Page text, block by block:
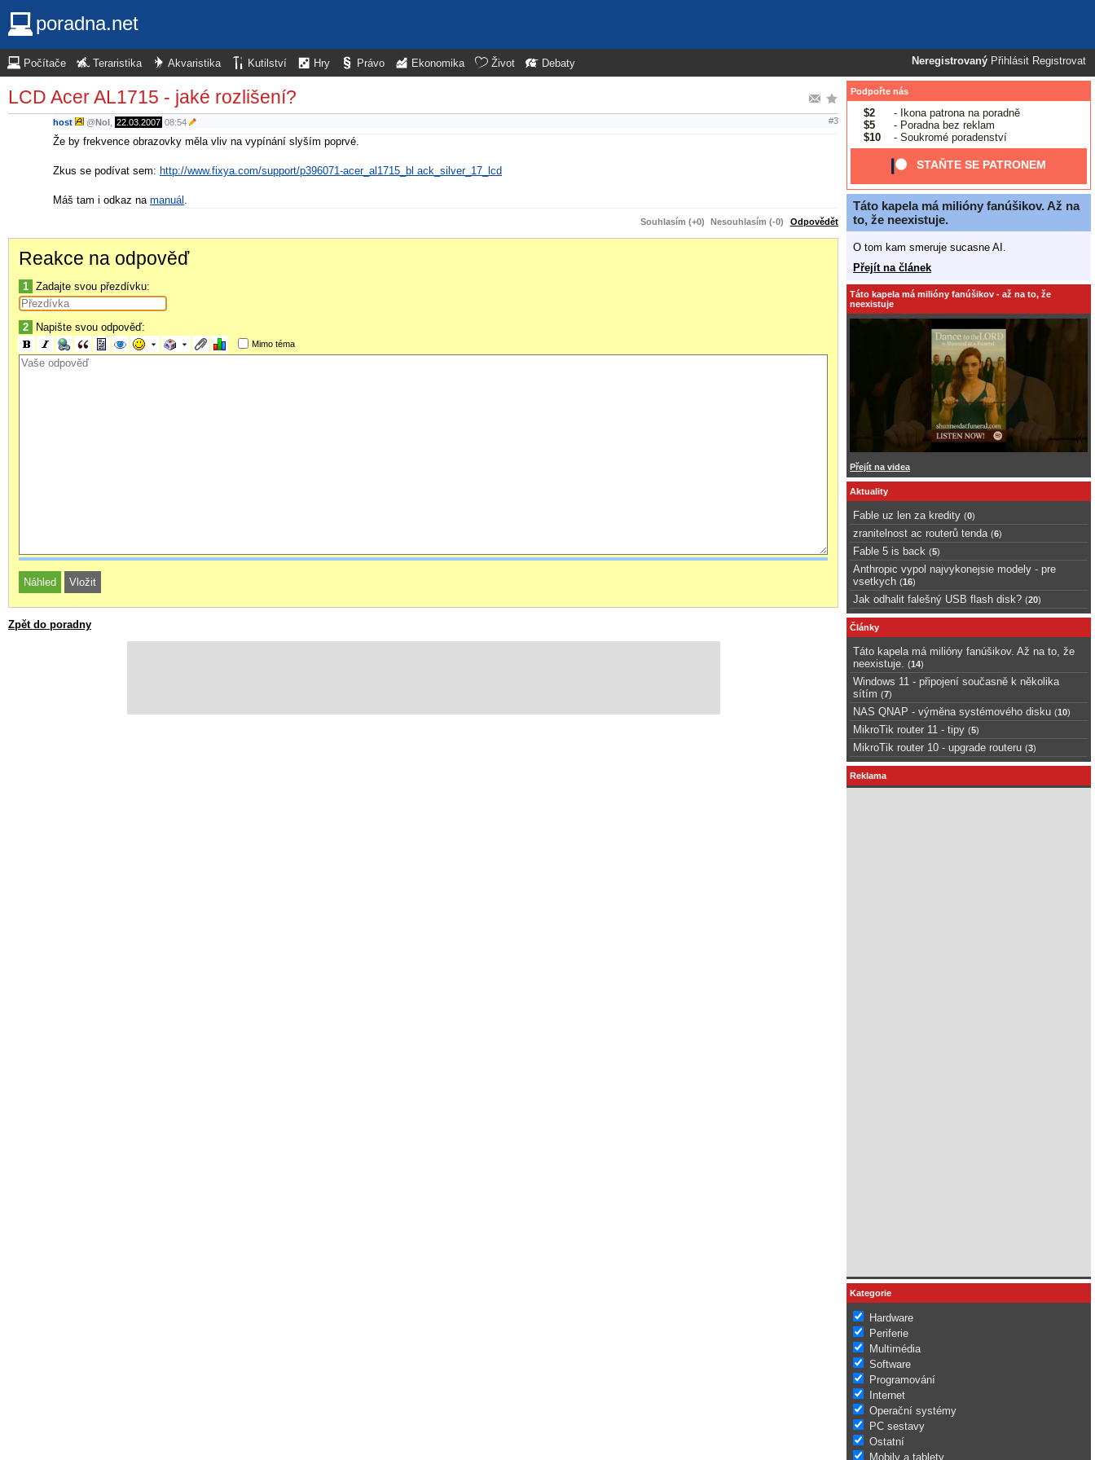
poradna.net
Neregistrovaný Přihlásit Registrovat
Počítače Teraristika Akvaristika Kutilství Hry Právo Ekonomika Život Debaty
LCD Acer AL1715 - jaké rozlišení?
host @Nol 22.03.2007 08:54 #3
Že by frekvence obrazovky měla vliv na vypínání slyším poprvé.
Zkus se podívat sem: http://www.fixya.com/support/p396071-acer_al1715_bl ack_silver_17_lcd
Máš tam i odkaz na manuál
Souhlasím (+0) Nesouhlasím (-0) Odpovědět
Reakce na odpověď
1 Zadajte svou přezdívku:
2 Napište svou odpověď:
Mimo téma
Zpět do poradny
Podpořte nás
$2
- Ikona patrona na poradně
$5
- Poradna bez reklam
$10
- Soukromé poradenství
STAŇTE SE PATRONEM
Táto kapela má milióny fanúšikov. Až na
to, že neexistuje.
O tom kam smeruje sucasne AI.
Přejít na článek
Táto kapela má milióny fanúšikov - až na to, že
neexistuje
Přejít na videa
Aktuality
Fable uz len za kredity (0)
zranitelnost ac routerů tenda (6)
Fable 5 is back (5)
Anthropic vypol najvykonejsie modely - pre
vsetkych (16)
Jak odhalit falešný USB flash disk? (20)
Články
Táto kapela má milióny fanúšikov. Až na to, že
neexistuje.
(14)
Windows 11 - připojení současně k několika
sítím (7)
NAS QNAP - výměna systémového disku (10)
MikroTik router 11 - tipy (5)
MikroTik router 10 - upgrade routeru (3)
Reklama
Kategorie
Hardware
Periferie
Multimédia
Software
Programování
Internet
Operační systémy
PC sestavy
Ostatní
Mobily a tablety